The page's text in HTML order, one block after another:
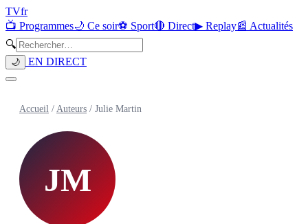
TVfr
📺 Programmes🌙 Ce soir⚽ Sport🔴 Direct▶ Replay📰 Actualités
🔍
🌙 EN DIRECT
Accueil / Auteurs / Julie Martin
JM